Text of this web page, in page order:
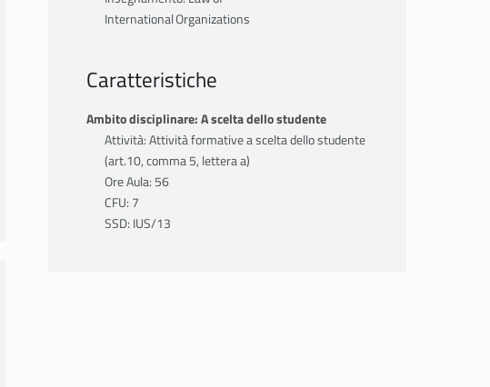
International Organizations
Caratteristiche
Ambito disciplinare: A scelta dello studente
Attività: Attività formative a scelta dello studente
(art.10, comma 5, lettera a)
Ore Aula: 56
CFU: 7
SSD: IUS/13